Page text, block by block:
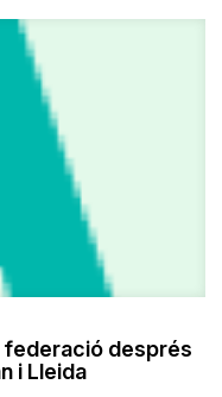
federació després
i Lleida